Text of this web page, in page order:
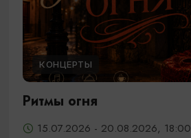
КОНЦЕРТЫ
Ритмы огня
15.07.2026 - 20.08.2026, 18:00